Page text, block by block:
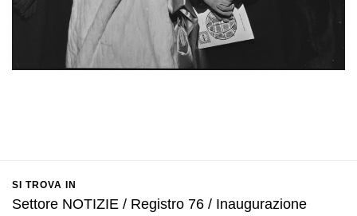
SI TROVA IN
Settore NOTIZIE / Registro 76 / Inaugurazione